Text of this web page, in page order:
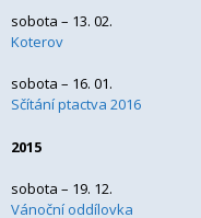
sobota – 13. 02.
Koterov
sobota – 16. 01.
Sčítání ptactva 2016
2015
sobota – 19. 12.
Vánoční oddílovka